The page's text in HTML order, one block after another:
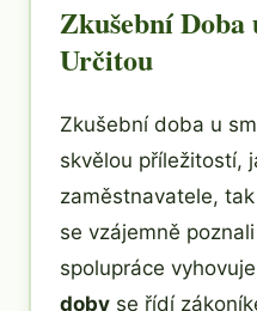
Zkušební Doba
Určitou
Zkušební doba u
skvělou příležitostí,
zaměstnavatele,
se vzájemně
spolupráce
doby se řídí